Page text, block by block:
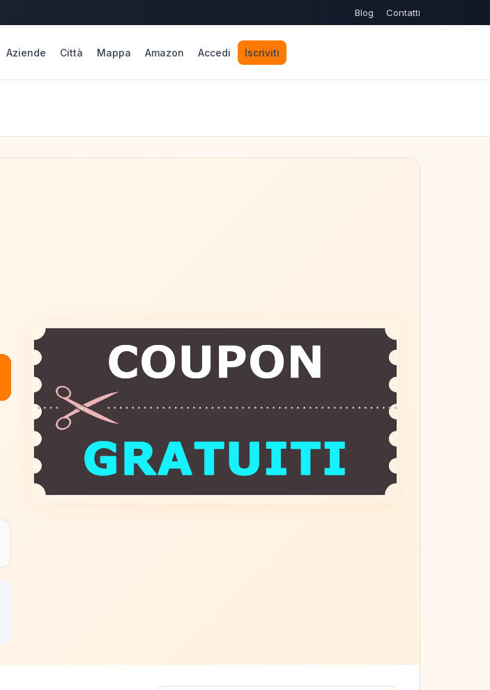
Blog Contatti
Aziende Città Mappa Amazon Accedi Iscriviti